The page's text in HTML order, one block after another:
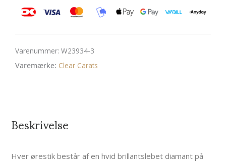
Varenummer: W23934-3
Varemærke: Clear Carats
Beskrivelse
Hver ørestik består af en hvid brillantslebet diamant på